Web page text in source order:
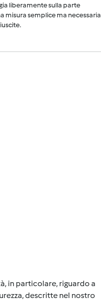
liberamente sulla parte
misura semplice ma necessaria
in particolare, riguardo a
descritte nel nostro